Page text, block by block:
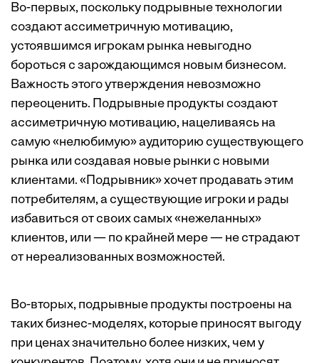
Во-первых, поскольку подрывные технологии
создают ассиметричную мотивацию,
устоявшимся игрокам рынка невыгодно
бороться с зарождающимся новым бизнесом.
Важность этого утверждения невозможно
переоценить. Подрывные продукты создают
ассиметричную мотивацию, нацеливаясь на
самую «нелюбимую» аудиторию существующего
рынка или создавая новые рынки с новыми
клиентами. «Подрывник» хочет продавать этим
потребителям, а существующие игроки и рады
избавиться от своих самых «нежеланных»
клиентов, или — по крайней мере — не страдают
от нереализованных возможностей.
Во-вторых, подрывные продукты построены на
таких бизнес-моделях, которые приносят выгоду
при ценах значительно более низких, чем у